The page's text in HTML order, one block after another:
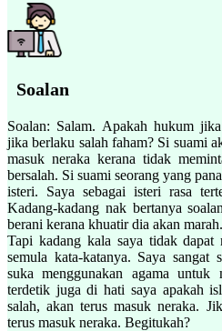
Soalan
Soalan: Salam. Apakah hukum
jika berlaku salah faham? Si suami
masuk neraka kerana tidak
bersalah. Si suami seorang yang
isteri. Saya sebagai isteri rasa
Kadang-kadang nak bertanya
berani kerana khuatir dia akan
Tapi kadang kala saya tidak dapat
semula kata-katanya. Saya sangat
suka menggunakan agama untuk
terdetik juga di hati saya apakah
salah, akan terus masuk neraka.
terus masuk neraka. Begitukah?